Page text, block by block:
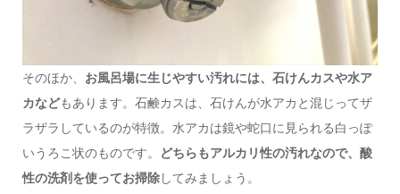
そのほか、 お風呂場に生じやすい汚れには、石けんカスや水ア
カなどもあります。石鹸カスは、石けんが水アカと混じってザ
ラザラしているのが特徴。水アカは鏡や蛇口に見られる白っぽ
いうろこ状のものです。
どちらもアルカリ性の汚れなので、酸
性の洗剤を使ってお掃除してみましょう。